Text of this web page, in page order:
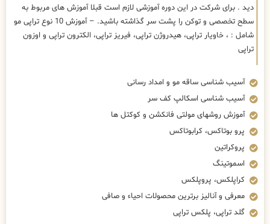
دید . برای شرکت در این دوره آموزشی لازم است قبلا آموزش های مربوط به
سطح تخصصی و توکن را پشت سر گذاشته باشید. – آموزش 10 نوع تراپی مو
شامل : ، خاویار تراپی، هیدروژن تراپی، فیریز تراپی، الکترون تراپی و اوزون
تراپی
آسیب شناسی ساقه مو و امداد رسانی
آسیب شناسی اسکالپ کف سر
آموزش روشهای مولتی فانکشن و کوکتل ها
پرو بوتاکس، کرابوتاکس
پروکراتین
اسموتینگ
کراپلکس، پروپلکس
معرفی و آنالیز برترین محصولات احیاء و صافی
گلد تراپی، پلکس تراپی